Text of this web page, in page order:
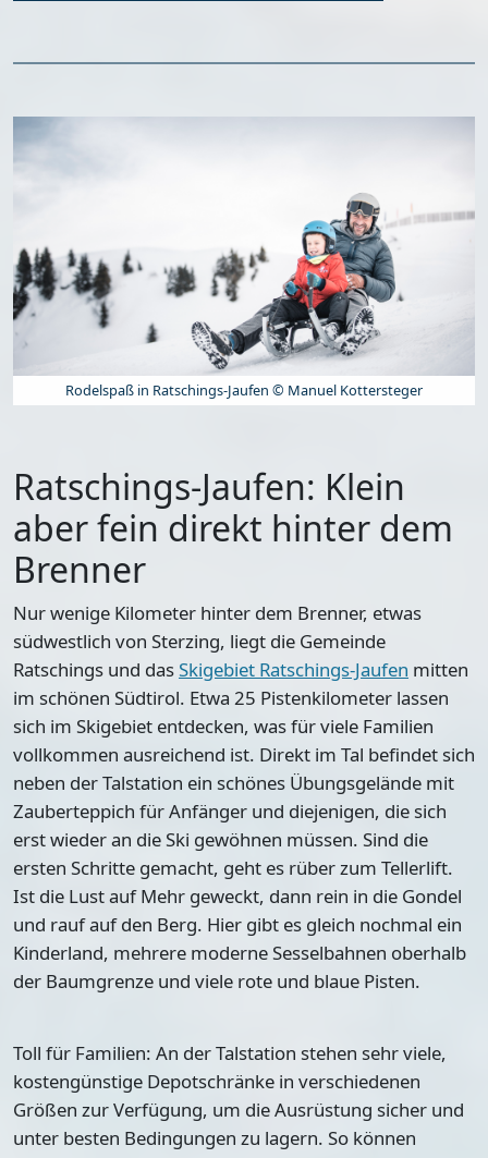
Rodelspaß in Ratschings-Jaufen © Manuel Kottersteger
Ratschings-Jaufen: Klein
aber fein direkt hinter dem
Brenner
Nur wenige Kilometer hinter dem Brenner, etwas
südwestlich von Sterzing, liegt die Gemeinde
Ratschings und dasSkigebiet Ratschings-Jaufen mitten
im schönen Südtirol. Etwa 25 Pistenkilometer lassen
sich im Skigebiet entdecken, was für viele Familien
vollkommen ausreichend ist. Direkt im Tal befindet sich
neben der Talstation ein schönes Übungsgelände mit
Zauberteppich für Anfänger und diejenigen, die sich
erst wieder an die Ski gewöhnen müssen. Sind die
ersten Schritte gemacht, geht es rüber zum Tellerlift.
Ist die Lust auf Mehr geweckt, dann rein in die Gondel
und rauf auf den Berg. Hier gibt es gleich nochmal ein
Kinderland, mehrere moderne Sesselbahnen oberhalb
der Baumgrenze und viele rote und blaue Pisten.
Toll für Familien: An der Talstation stehen sehr viele,
kostengünstige Depotschränke in verschiedenen
Größen zur Verfügung, um die Ausrüstung sicher und
unter besten Bedingungen zu lagern. So können